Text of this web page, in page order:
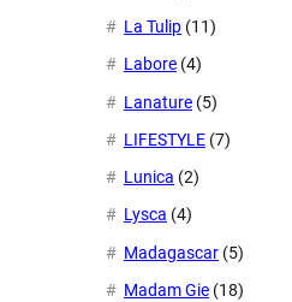
La Tulip (11)
Labore (4)
Lanature (5)
LIFESTYLE (7)
Lunica (2)
Lysca (4)
Madagascar (5)
Madam Gie (18)